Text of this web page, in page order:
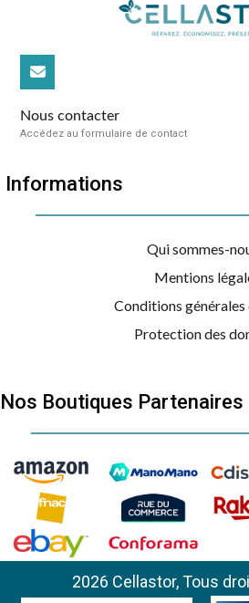
Nous contacter
Accédez au formulaire de contact
Informations
Qui sommes-
Mentions
Conditions générales
Protection des
Nos Boutiques Partenaires
2026 Cellastor, Tous